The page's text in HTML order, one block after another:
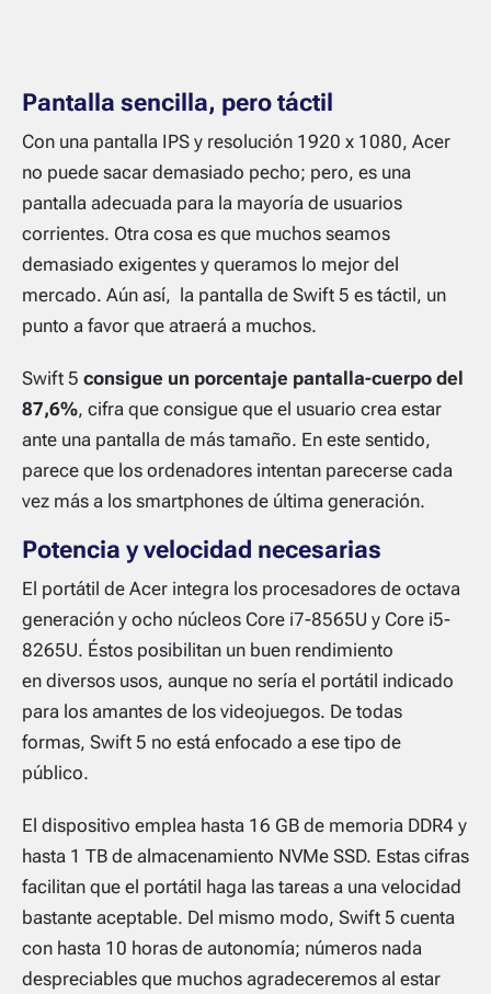
Pantalla sencilla, pero táctil
Con una pantalla IPS y resolución 1920 x 1080, Acer
no puede sacar demasiado pecho; pero, es una
pantalla adecuada para la mayoría de usuarios
corrientes. Otra cosa es que muchos seamos
demasiado exigentes y queramos lo mejor del
mercado. Aún así, la pantalla de Swift 5 es táctil, un
punto a favor que atraerá a muchos.
Swift 5 consigue un porcentaje pantalla-cuerpo del
87,6%, cifra que consigue que el usuario crea estar
ante una pantalla de más tamaño. En este sentido,
parece que los ordenadores intentan parecerse cada
vez más a los smartphones de última generación.
Potencia y velocidad necesarias
El portátil de Acer integra los procesadores de octava
generación y ocho núcleos Core i7-8565U y Core i5-
8265U. Éstos posibilitan un buen rendimiento
en diversos usos, aunque no sería el portátil indicado
para los amantes de los videojuegos. De todas
formas, Swift 5 no está enfocado a ese tipo de
público.
El dispositivo emplea hasta 16 GB de memoria DDR4 y
hasta 1 TB de almacenamiento NVMe SSD. Estas cifras
facilitan que el portátil haga las tareas a una velocidad
bastante aceptable. Del mismo modo, Swift 5 cuenta
con hasta 10 horas de autonomía; números nada
despreciables que muchos agradeceremos al estar